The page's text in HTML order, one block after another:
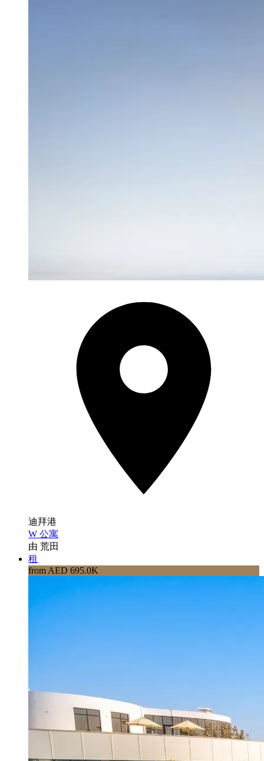
迪拜港
W 公寓
由 荒田
租
from AED 695.0K